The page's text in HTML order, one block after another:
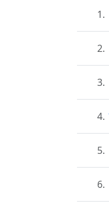
1.
2.
3.
4.
5.
6.